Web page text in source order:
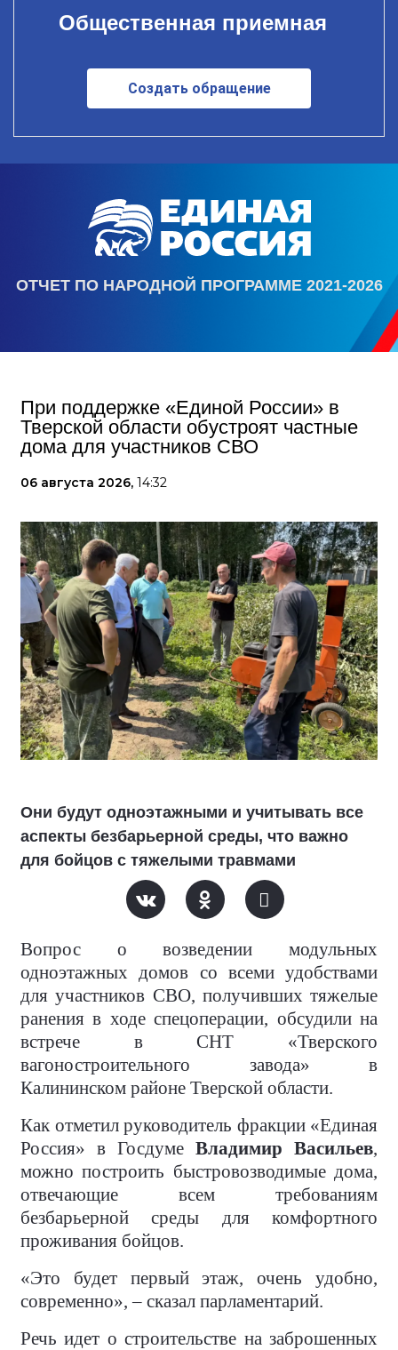
Общественная приемная
Создать обращение
ОТЧЕТ ПО НАРОДНОЙ ПРОГРАММЕ 2021-2026
При поддержке «Единой России» в
Тверской области обустроят частные
дома для участников СВО
06 августа 2026, 14:32
Они будут одноэтажными и учитывать все
аспекты безбарьерной среды, что важно
для бойцов с тяжелыми травмами
Вопрос о возведении модульных
одноэтажных домов со всеми удобствами
для участников СВО, получивших тяжелые
ранения в ходе спецоперации, обсудили на
встрече в СНТ «Тверского
вагоностроительного завода» в
Калининском районе Тверской области.
Как отметил руководитель фракции «Единая
Россия» в Госдуме Владимир Васильев,
можно построить быстровозводимые дома,
отвечающие всем требованиям
безбарьерной среды для комфортного
проживания бойцов.
«Это будет первый этаж, очень удобно,
современно», – сказал парламентарий.
Речь идет о строительстве на заброшенных